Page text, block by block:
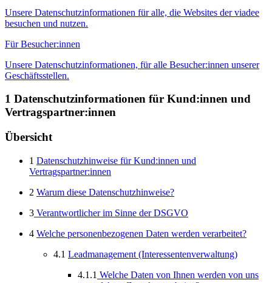
Unsere Datenschutzinformationen für alle, die Websites der viadee
besuchen und nutzen.
Für Besucher:innen
Unsere Datenschutzinformationen, für alle Besucher:innen unserer
Geschäftsstellen.
1 Datenschutzinformationen für Kund:innen und
Vertragspartner:innen
Übersicht
1 Datenschutzhinweise für Kund:innen und
Vertragspartner:innen
2 Warum diese Datenschutzhinweise?
3 Verantwortlicher im Sinne der DSGVO
4 Welche personenbezogenen Daten werden verarbeitet?
4.1 Leadmanagement (Interessentenverwaltung)
4.1.1 Welche Daten von Ihnen werden von uns